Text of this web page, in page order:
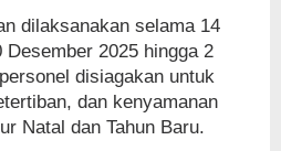
dilaksanakan selama 14
2025 hingga 2
disiagakan untuk
dan kenyamanan
Natal dan Tahun Baru.